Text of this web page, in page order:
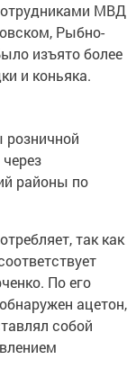
МВД
Рыбно-
изъято более
и коньяка.
районы по
так как
По его
ацетон,
собой